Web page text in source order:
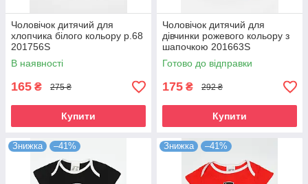
Чоловічок дитячий для
хлопчика білого кольору р.68
201756S
В наявності
165 ₴ 275 ₴
Купити
Чоловічок дитячий для
дівчинки рожевого кольору з
шапочкою 201663S
Готово до відправки
175 ₴ 292 ₴
Купити
Знижка –41% Знижка –41%